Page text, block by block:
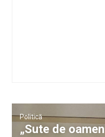
Politică
„Sute de